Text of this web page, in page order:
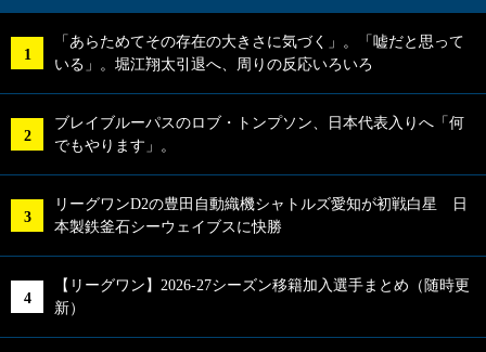
「あらためてその存在の大きさに気づく」。「嘘だと思って
いる」。堀江翔太引退へ、周りの反応いろいろ
ブレイブルーパスのロブ・トンプソン、日本代表入りへ「何
でもやります」。
リーグワンD2の豊田自動織機シャトルズ愛知が初戦白星 日
本製鉄釜石シーウェイブスに快勝
【リーグワン】2026-27シーズン移籍加入選手まとめ（随時更
新）